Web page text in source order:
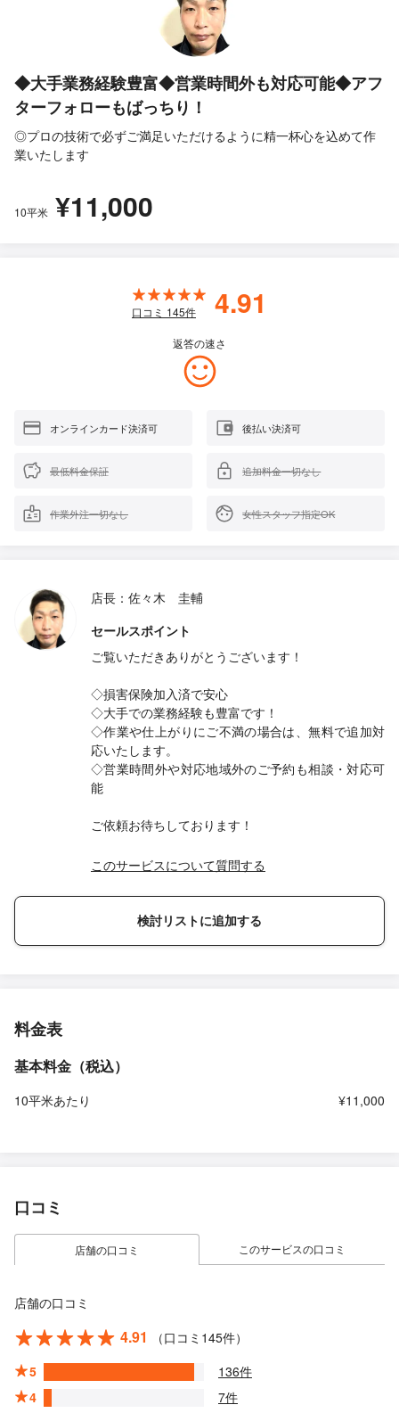
◆大手業務経験豊富◆営業時間外も対応可能◆アフ
ターフォローもばっちり！
◎プロの技術で必ずご満足いただけるように精一杯心を込めて作
業いたします
10平米 ¥11,000
口コミ 145件 4.91
返答の速さ
オンラインカード決済可 後払い決済可
最低料金保証 追加料金一切なし
作業外注一切なし 女性スタッフ指定OK
店長：佐々木 圭輔
セールスポイント
ご覧いただきありがとうございます！
◇損害保険加入済で安心
◇大手での業務経験も豊富です！
◇作業や仕上がりにご不満の場合は、無料で追加対
応いたします。
◇営業時間外や対応地域外のご予約も相談・対応可
能
ご依頼お待ちしております！
このサービスについて質問する
検討リストに追加する
料金表
基本料金（税込）
10平米あたり ¥11,000
口コミ
店舗の口コミ このサービスの口コミ
店舗の口コミ
4.91
（口コミ145件）
5
136件
4
7件